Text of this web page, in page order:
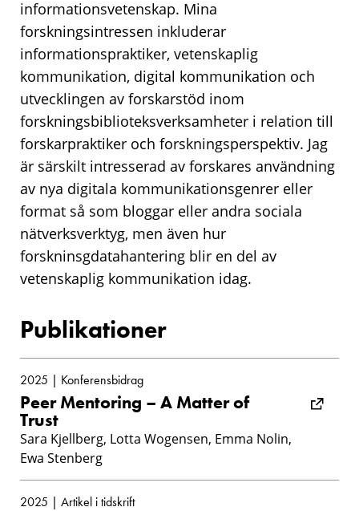
informationsvetenskap. Mina
forskningsintressen inkluderar
informationspraktiker, vetenskaplig
kommunikation, digital kommunikation och
utvecklingen av forskarstöd inom
forskningsbiblioteksverksamheter i relation till
forskarpraktiker och forskningsperspektiv. Jag
är särskilt intresserad av forskares användning
av nya digitala kommunikationsgenrer eller
format så som bloggar eller andra sociala
nätverksverktyg, men även hur
forskninsgdatahantering blir en del av
vetenskaplig kommunikation idag.
Publikationer
2025 | Konferensbidrag
Peer Mentoring – A Matter of
Trust
Sara Kjellberg, Lotta Wogensen, Emma Nolin,
Ewa Stenberg
2025 | Artikel i tidskrift